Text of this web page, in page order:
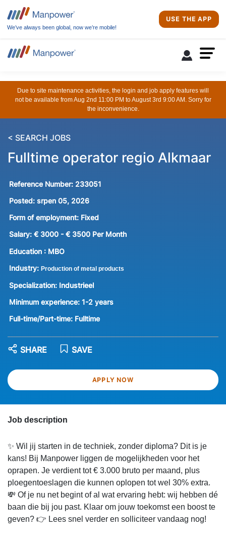
We’ve always been global, now we’re mobile!
USE THE APP
Due to site maintenance activities, the login and job apply features will
not be available from Aug 2nd 11:00 PM to August 3rd 9:00 AM. Sorry for
the inconvenience.
< SEARCH JOBS
Fulltime operator regio Alkmaar
Reference Number: 233051
Posted: srpen 05, 2026
Form of employment: Fixed
Salary: € 3000 - € 3500 Per Month
Education : MBO
Industry: Production of metal products
Specialization: Industrieel
Minimum experience: 1-2 years
Full-time/Part-time: Fulltime
APPLY NOW
SAVE
SHARE
Job description
✨ Wil jij starten in de techniek, zonder diploma? Dit is je
kans! Bij Manpower liggen de mogelijkheden voor het
oprapen. Je verdient tot € 3.000 bruto per maand, plus
ploegentoeslagen die kunnen oplopen tot wel 30% extra.
💸 Of je nu net begint of al wat ervaring hebt: wij hebben dé
baan die bij jou past. Klaar om jouw toekomst een boost te
geven? 👉 Lees snel verder en solliciteer vandaag nog!